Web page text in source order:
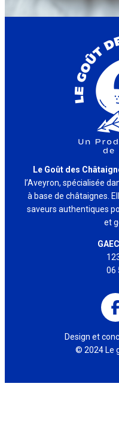
Le Goût des
l’Aveyron, spécialisée
à base de châtaignes.
saveurs authentiques
et
06
Design et
© 2024 Le